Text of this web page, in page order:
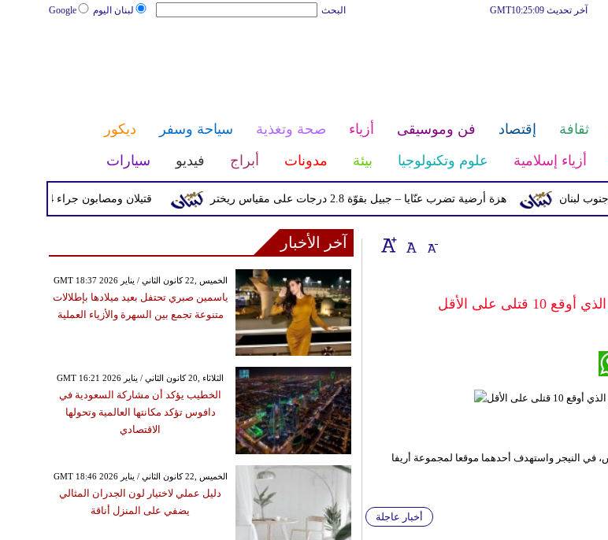
لبنان اليوم Google البحث آخر تحديث GMT10:25:09
ثقافة إقتصاد فن وموسيقى أزياء صحة وتغذية سياحة وسفر
ديكور
أزياء إسلامية علوم وتكنولوجيا بيئة مدونات أبراج فيديو سيارات
قتيلان ومصابون جراء 14 غارة إسرائيلية على شرق وجنوب لبنان هزة أرضية تضرب عنّايا – جبيل بقوّة 2.8 درجات على مقياس ريختر
على الأقل
في النيجر واستهدف أحدهما موقعا لمجموعة أريفا
أخبار عاجلة
آخر الأخبار
GMT 18:37 2026 الخميس ,22 كانون الثاني / يناير
ياسمين صبري تحتفل بعيد ميلادها بإطلالات
متنوعة تجمع بين السهرة والأزياء العملية
GMT 16:21 2026 الثلاثاء ,20 كانون الثاني / يناير
الخطيب يؤكد أن مشاركة السعودية في
دافوس تؤكد مكانتها العالمية وتحولها
الاقتصادي
GMT 18:46 2026 الخميس ,22 كانون الثاني / يناير
دليل عملي لاختيار لون الجدران المثالي
يضفي على المنزل أناقة